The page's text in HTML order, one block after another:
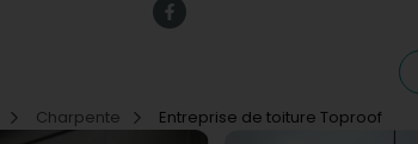
Charpente Entreprise de toiture Toproof